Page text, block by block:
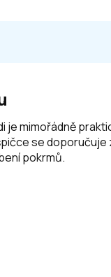
je mimořádně
se
pokrmů.